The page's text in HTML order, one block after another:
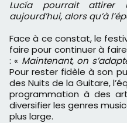
Lucía pourrait attirer
aujourd’hui, alors qu’à
Face à ce constat, le
faire pour continuer à
: « Maintenant, on
Pour rester fidèle à son
des Nuits de la Guitare,
programmation à des
diversifier les genres
plus large.